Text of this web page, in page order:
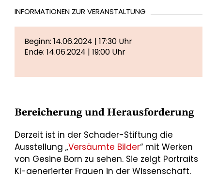
INFORMATIONEN ZUR VERANSTALTUNG
Beginn: 14.06.2024 | 17:30 Uhr
Ende: 14.06.2024 | 19:00 Uhr
Bereicherung und Herausforderung
Derzeit ist in der Schader-Stiftung die
Ausstellung „Versäumte Bilder“ mit Werken
von Gesine Born zu sehen. Sie zeigt Portraits
KI-generierter Frauen in der Wissenschaft,